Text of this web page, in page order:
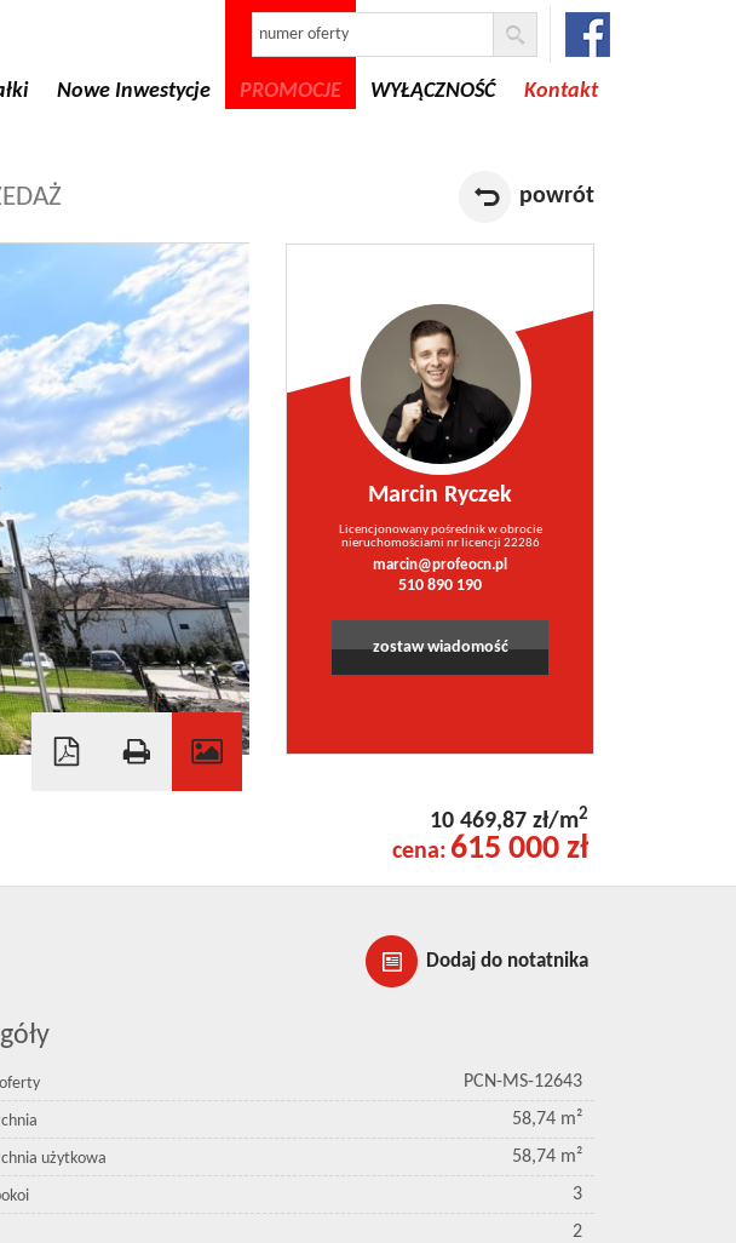
Nowe Inwestycje PROMOCJE WYŁĄCZNOŚĆ Kontakt
powrót
Marcin Ryczek
Licencjonowany pośrednik w obrocie
nieruchomościami nr licencji 22286
marcin@profeocn.pl
510 890 190
zostaw wiadomość
10 469,87 zł/m2
cena: 615 000 zł
Dodaj do notatnika
PCN-MS-12643
58,74 m²
użytkowa 58,74 m²
3
2